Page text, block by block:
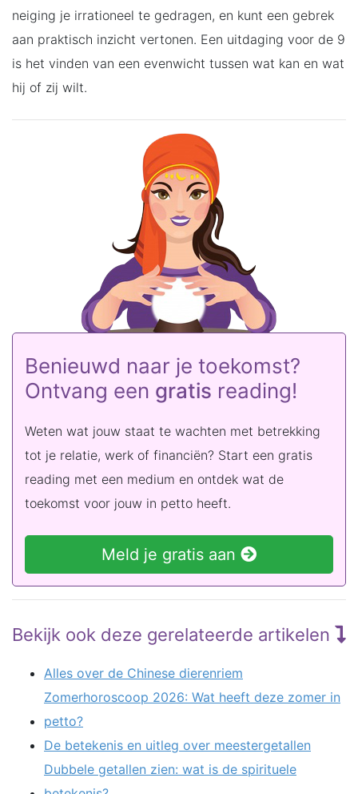
neiging je irrationeel te gedragen, en kunt een gebrek
aan praktisch inzicht vertonen. Een uitdaging voor de 9
is het vinden van een evenwicht tussen wat kan en wat
hij of zij wilt.
Benieuwd naar je toekomst?
Ontvang een gratis reading!
Weten wat jouw staat te wachten met betrekking
tot je relatie, werk of financiën? Start een gratis
reading met een medium en ontdek wat de
toekomst voor jouw in petto heeft.
Meld je gratis aan
Bekijk ook deze gerelateerde artikelen
Alles over de Chinese dierenriem
Zomerhoroscoop 2026: Wat heeft deze zomer in
petto?
De betekenis en uitleg over meestergetallen
Dubbele getallen zien: wat is de spirituele